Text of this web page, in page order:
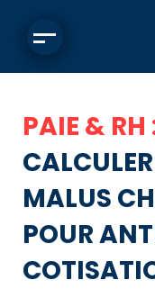
PAIE & RH
MALUS
POUR